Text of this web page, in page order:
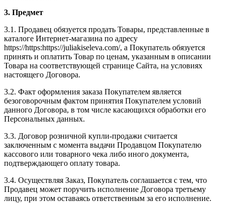
3. Предмет
3.1. Продавец обязуется продать Товары, представленные в
каталоге Интернет-магазина по адресу
https://https:https://juliakiseleva.com/, а Покупатель обязуется
принять и оплатить Товар по ценам, указанным в описании
Товара на соответствующей странице Сайта, на условиях
настоящего Договора.
3.2. Факт оформления заказа Покупателем является
безоговорочным фактом принятия Покупателем условий
данного Договора, в том числе касающихся обработки его
Персональных данных.
3.3. Договор розничной купли-продажи считается
заключенным с момента выдачи Продавцом Покупателю
кассового или товарного чека либо иного документа,
подтверждающего оплату товара.
3.4. Осуществляя Заказ, Покупатель соглашается с тем, что
Продавец может поручить исполнение Договора третьему
лицу, при этом оставаясь ответственным за его исполнение.